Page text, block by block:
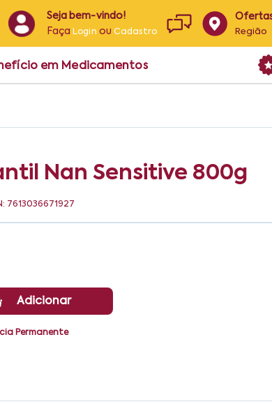
Seja bem-vindo!
Faça Login ouCadastro Região
em Medicamentos
Nan Sensitive 800g
7613036671927
Adicionar
Permanente